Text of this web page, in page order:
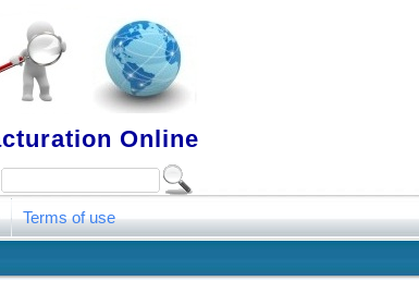
Online
Terms of use